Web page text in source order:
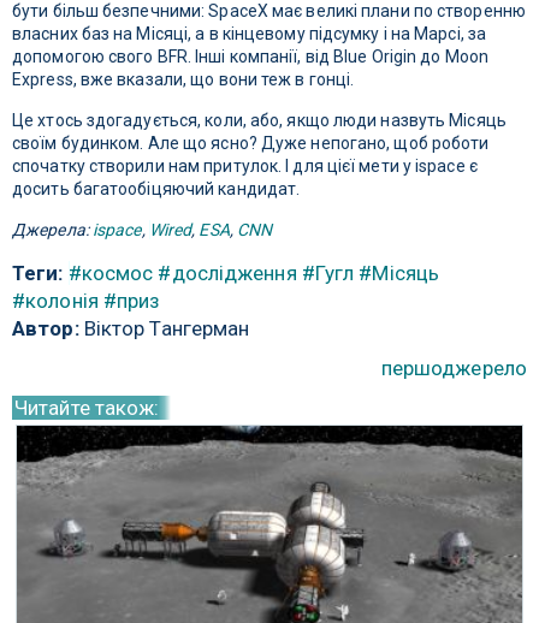
бути більш безпечними: SpaceX має великі плани по створенню
власних баз на Місяці, а в кінцевому підсумку і на Марсі, за
допомогою свого BFR. Інші компанії, від Blue Origin до Moon
Express, вже вказали, що вони теж в гонці.
Це хтось здогадується, коли, або, якщо люди назвуть Місяць
своїм будинком. Але що ясно? Дуже непогано, щоб роботи
спочатку створили нам притулок. І для цієї мети у ispace є
досить багатообіцяючий кандидат.
Джерела:ispace, Wired, ESA, CNN
Теги: #космос #дослідження #Гугл #Місяць
#колонія #приз
Автор:Віктор Тангерман
першоджерело
Читайте також: